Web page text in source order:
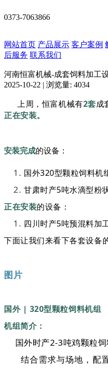
0373-7063866
网站首页 产品展示 客户案例
后服务 联系我们
河南恒富机械-成套饲料加工
2025-10-22 | 浏览量: 4034
上周，恒富机械有2套成
正在安装。
安装完成的设备：
国外320型颗粒饲料机
甘肃时产5吨水滴型粉
正在安装的设备：
四川时产5吨预混料加
下面让我们来看下各套设备
图片
国外 | 320型颗粒饲料机组
机组简介：
国外时产2-3吨鸡颗粒饲
结合需求与场地，配